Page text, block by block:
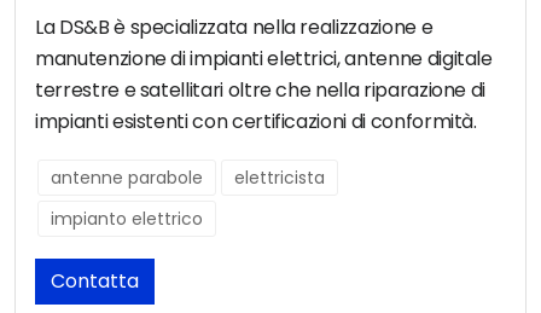
La DS&B è specializzata nella realizzazione e
manutenzione di impianti elettrici, antenne digitale
terrestre e satellitari oltre che nella riparazione di
impianti esistenti con certificazioni di conformità.
antenne parabole
elettricista
impianto elettrico
Contatta